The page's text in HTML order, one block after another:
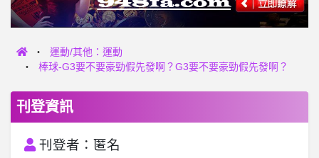
運動/其他：運動
棒球-G3要不要豪勁假先發啊？G3要不要豪勁假先發啊？
刊登資訊
刊登者：匿名